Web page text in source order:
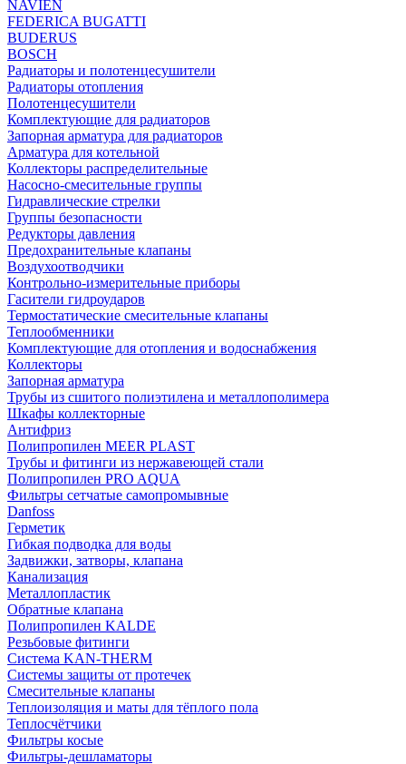
NAVIEN
FEDERICA BUGATTI
BUDERUS
BOSCH
Радиаторы и полотенцесушители
Радиаторы отопления
Полотенцесушители
Комплектующие для радиаторов
Запорная арматура для радиаторов
Арматура для котельной
Коллекторы распределительные
Насосно-смесительные группы
Гидравлические стрелки
Группы безопасности
Редукторы давления
Предохранительные клапаны
Воздухоотводчики
Контрольно-измерительные приборы
Гасители гидроударов
Термостатические смесительные клапаны
Теплообменники
Комплектующие для отопления и водоснабжения
Коллекторы
Запорная арматура
Трубы из сшитого полиэтилена и металлополимера
Шкафы коллекторные
Антифриз
Полипропилен MEER PLAST
Трубы и фитинги из нержавеющей стали
Полипропилен PRO AQUA
Фильтры сетчатые самопромывные
Danfoss
Герметик
Гибкая подводка для воды
Задвижки, затворы, клапана
Канализация
Металлопластик
Обратные клапана
Полипропилен KALDE
Резьбовые фитинги
Система KAN-THERM
Системы защиты от протечек
Смесительные клапаны
Теплоизоляция и маты для тёплого пола
Теплосчётчики
Фильтры косые
Фильтры-дешламаторы